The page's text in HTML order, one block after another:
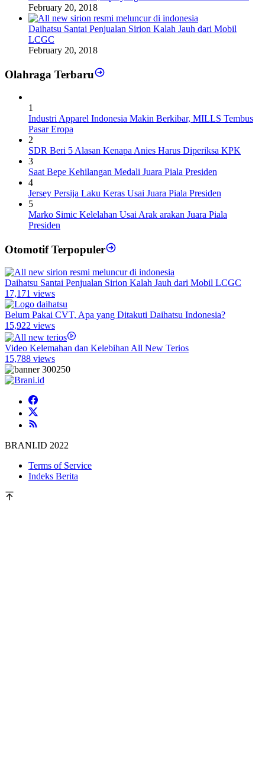
February 20, 2018
Daihatsu Santai Penjualan Sirion Kalah Jauh dari Mobil
LCGC
February 20, 2018
Olahraga Terbaru
1
Industri Apparel Indonesia Makin Berkibar, MILLS Tembus
Pasar Eropa
2
SDR Beri 5 Alasan Kenapa Anies Harus Diperiksa KPK
3
Saat Bepe Kehilangan Medali Juara Piala Presiden
4
Jersey Persija Laku Keras Usai Juara Piala Presiden
5
Marko Simic Kelelahan Usai Arak arakan Juara Piala
Presiden
Otomotif Terpopuler
Daihatsu Santai Penjualan Sirion Kalah Jauh dari Mobil LCGC
17,171 views
Belum Pakai CVT, Apa yang Ditakuti Daihatsu Indonesia?
15,922 views
Video Kelemahan dan Kelebihan All New Terios
15,788 views
BRANI.ID 2022
Terms of Service
Indeks Berita